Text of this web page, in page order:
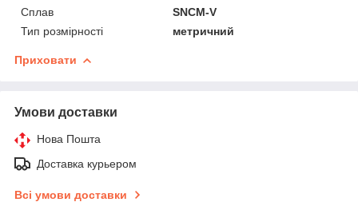
Сплав
SNCM-V
Тип розмірності
метричний
Приховати
Умови доставки
Нова Пошта
Доставка курьером
Всі умови доставки